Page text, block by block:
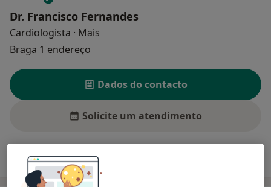
Dr. Francisco Fernandes
Cardiologista · Mais
Braga 1 endereço
Dados do contacto
Solicite um atendimento
Experiência Preços